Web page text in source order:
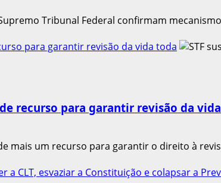
Tribunal Federal confirmam
para garantir revisão da vida toda
recurso para garantir revisão da
mais um recurso para garantir o direito à
a CLT, esvaziar a Constituição e colapsar a